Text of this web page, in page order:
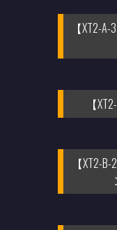
【XT2-
【
【XT2-